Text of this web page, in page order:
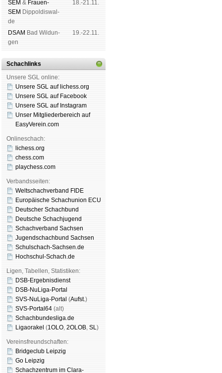
SEM & Frauen-
SEM Dip­pol­dis­wal­
de
18.-21.11.
DSAM Bad Wil­dun­
gen
19.-22.11.
Schachlinks
Unsere SGL online:
Unsere SGL auf li­chess.org
Unsere SGL auf Face­book
Unsere SGL auf Insta­gram
Unser Mitgliederbereich auf
EasyVerein.com
Onlineschach:
lichess.org
chess.com
playchess.com
Verbandsseiten:
Weltschachverband FIDE
Europäische Schachunion ECU
Deutscher Schachbund
Deutsche Schachjugend
Schachverband Sachsen
Jugendschachbund Sachsen
Schulschach-Sachsen.de
Hochschul-Schach.de
Ligen, Tabellen, Statistiken:
DSB-Ergebnisdienst
DSB-NuLiga-Portal
SVS-NuLiga-Portal (Aufst.)
SVS-Portal64 (alt)
Schachbundesliga.de
Ligaorakel (1OLO, 2OLOB, SL)
Vereinsfreundschaften:
Bridgeclub Leipzig
Go Leipzig
Schachzentrum im Clara-